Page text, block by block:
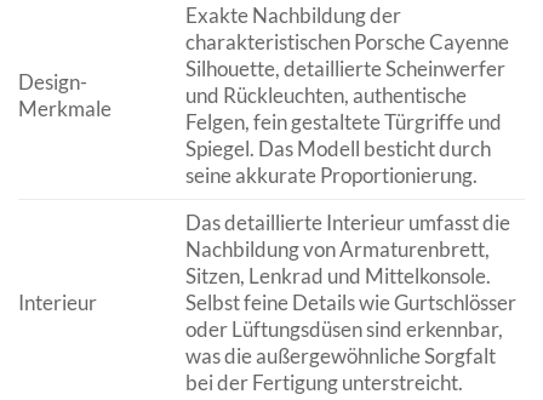
Design-
Merkmale
Exakte Nachbildung der
charakteristischen Porsche Cayenne
Silhouette, detaillierte Scheinwerfer
und Rückleuchten, authentische
Felgen, fein gestaltete Türgriffe und
Spiegel. Das Modell besticht durch
seine akkurate Proportionierung.
Interieur
Das detaillierte Interieur umfasst die
Nachbildung von Armaturenbrett,
Sitzen, Lenkrad und Mittelkonsole.
Selbst feine Details wie Gurtschlösser
oder Lüftungsdüsen sind erkennbar,
was die außergewöhnliche Sorgfalt
bei der Fertigung unterstreicht.